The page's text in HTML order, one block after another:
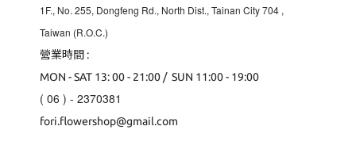
1F., No. 255, Dongfeng Rd., North Dist., Tainan City 704 ,
Taiwan (R.O.C.)
營業時間 :
MON - SAT 13: 00 - 21:00 / SUN 11:00 - 19:00
( 06 ) - 2370381
fori.flowershop@gmail.com